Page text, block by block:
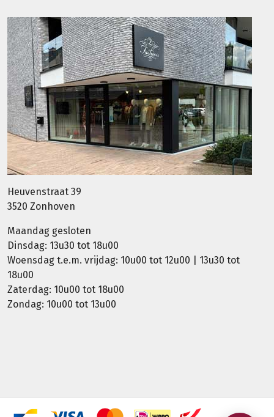
Heuvenstraat 39
3520 Zonhoven
Maandag gesloten
Dinsdag: 13u30 tot 18u00
Woensdag t.e.m. vrijdag: 10u00 tot 12u00 | 13u30 tot
18u00
Zaterdag: 10u00 tot 18u00
Zondag: 10u00 tot 13u00